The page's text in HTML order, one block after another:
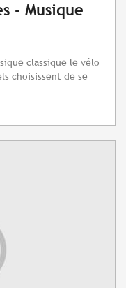
- Musique
classique le vélo
choisissent de se